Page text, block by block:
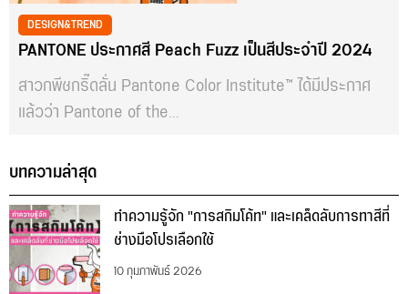
DESIGN&TREND
PANTONE ประกาศสี Peach Fuzz เป็นสีประจำปี 2024
สาวกพีชกริ๊ดลั่น Pantone Color Institute™ ได้มีประกาศ
แล้วว่า Pantone of the...
บทความล่าสุด
ทำความรู้จัก "การสกิมโค้ท" และเคล็ดลับการทาสีที่
ช่างมือโปรเลือกใช้
10 กุมภาพันธ์ 2026